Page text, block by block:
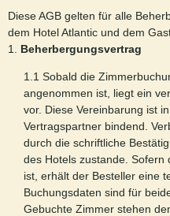
Diese AGB gelten für alle
dem Hotel Atlantic und dem
1. Beherbergungsvertrag
1.1 Sobald die
angenommen ist, liegt ein
vor. Diese Vereinbarung ist
Vertragspartner bindend.
durch die schriftliche
des Hotels zustande. Sofern
ist, erhält der Besteller eine
Buchungsdaten sind für
Gebuchte Zimmer stehen